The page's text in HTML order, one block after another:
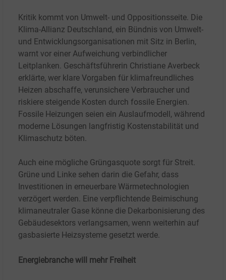
Kritik kommt von Umwelt- und Oppositionsseite. Die
Klima-Allianz Deutschland, ein Bündnis von Umwelt-
und Entwicklungsorganisationen mit Sitz in Berlin,
warnt vor einer Aufweichung verbindlicher
Leitplanken. Geschäftsführerin Christiane Averbeck
erklärte, wer klare Vorgaben für klimafreundliches
Heizen abschaffe, verunsichere Verbraucher und
riskiere steigende Kosten durch fossile Energien.
Fossile Heizungen seien ein Auslaufmodell, während
moderne Lösungen langfristig Kostenstabilität und
Klimaschutz böten.
Auch eine mögliche Grüngasquote sorgt für Streit.
Grüne und Linke sehen darin die Gefahr, dass
Investitionen in erneuerbare Wärmetechnologien
verzögert werden. Eine verpflichtende Beimischung
klimaneutraler Gase könne die Dekarbonisierung des
Gebäudesektors verlangsamen, wenn weiterhin auf
gasbasierte Heizsysteme gesetzt werde.
Energiebranche will mehr Freiheit